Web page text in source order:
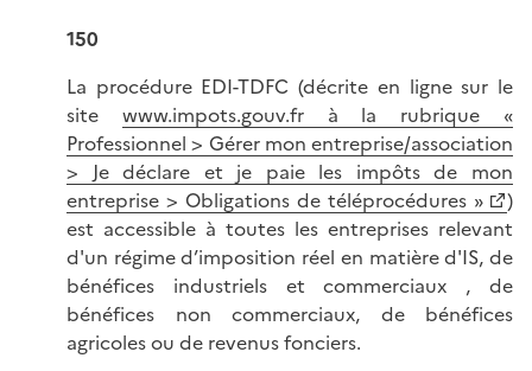
150
La procédure EDI-TDFC (décrite en ligne sur le
site www.impots.gouv.fr à la rubrique «
Professionnel > Gérer mon entreprise/association
> Je déclare et je paie les impôts de mon
entreprise > Obligations de téléprocédures »
)
est accessible à toutes les entreprises relevant
d'un régime d’imposition réel en matière d'IS, de
bénéfices industriels et commerciaux , de
bénéfices non commerciaux, de bénéfices
agricoles ou de revenus fonciers.